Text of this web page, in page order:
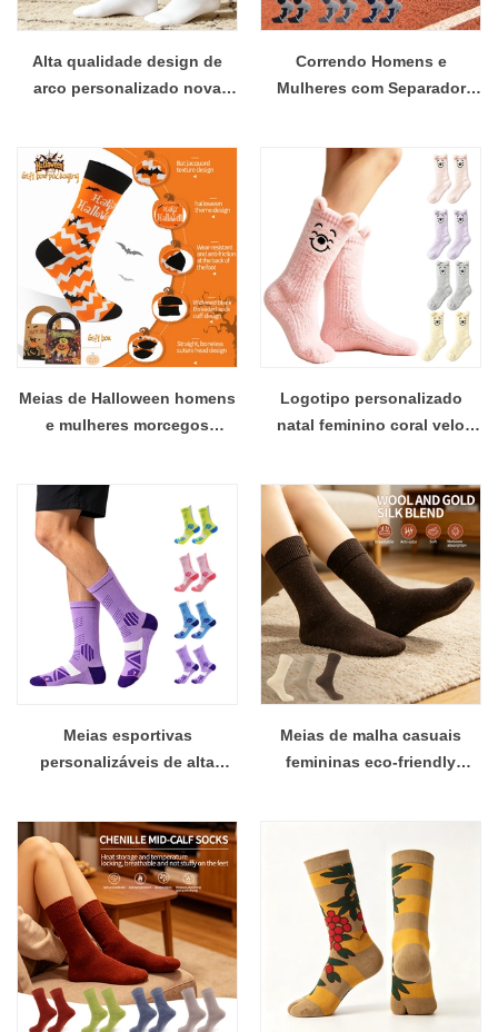
Alta qualidade design de
arco personalizado nova
arco casual meias de
algodão
Correndo Homens e
Mulheres com Separador
Meias de Halloween homens
e mulheres morcegos
tripulação meias presentes
Logotipo personalizado
natal feminino coral velo
aconchegante meias
internas
Meias esportivas
personalizáveis ​​de alta
desempenho adequadas
para equipes de clubes OEM
Meias de malha casuais
femininas eco-friendly